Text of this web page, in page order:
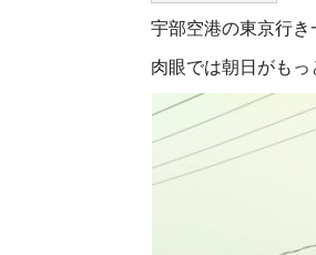
宇部空港の東京行
肉眼では朝日がもっ